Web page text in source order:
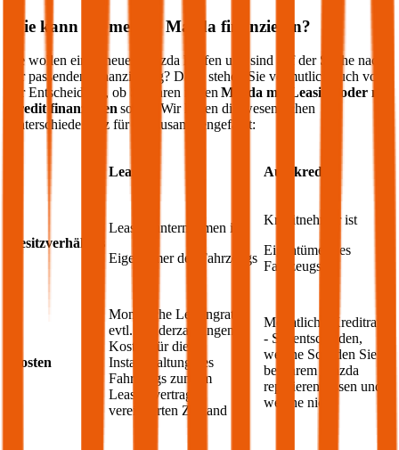
Wie kann ich meinen Mazda finanzieren?
Sie wollen einen neuen Mazda kaufen und sind auf der Suche nach
der passenden Finanzierung? Dann stehen Sie vermutlich auch vor
der Entscheidung, ob Sie Ihren neuen Mazda mit Leasing oder mit
Kredit finanzieren sollen. Wir haben die wesentlichen
Unterschiede kurz für Sie zusammengefasst:
Leasing Autokredit
Besitzverhältnis
Leasingunternehmen ist
Eigentümer des Fahrzeugs
Kreditnehmer ist
Eigentümer des
Fahrzeugs
Kosten
Monatliche Leasingrate,
evtl. Sonderzahlungen;
Kosten für die
Instandhaltung des
Fahrzeugs zum im
Leasingvertrag
vereinbarten Zustand
Monatliche Kreditrate
- Sie entscheiden,
welche Schäden Sie
bei Ihrem
Mazda
reparieren lassen und
welche nicht